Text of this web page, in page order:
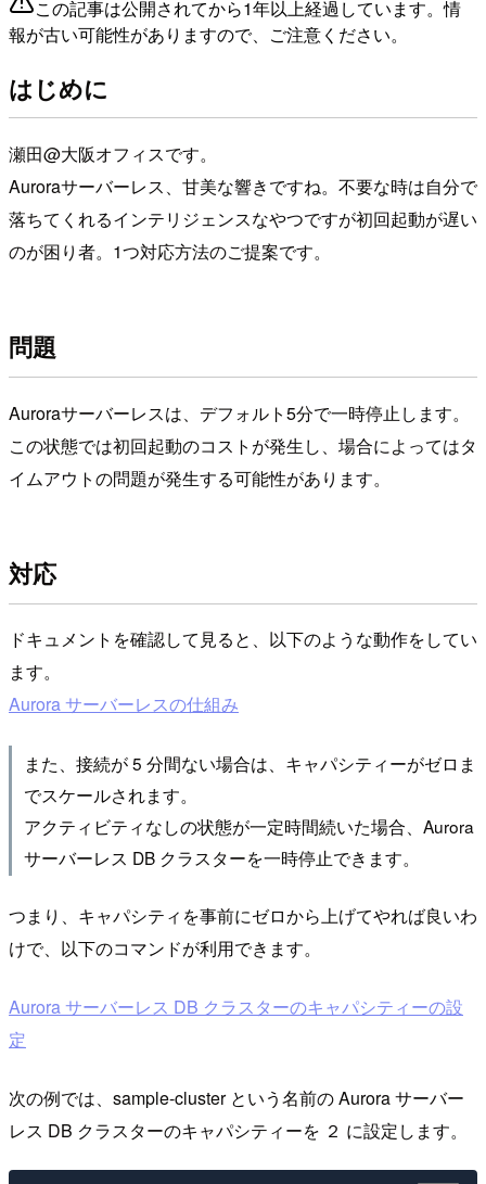
この記事は公開されてから1年以上経過しています。情
報が古い可能性がありますので、ご注意ください。
はじめに
瀬田@大阪オフィスです。
Auroraサーバーレス、甘美な響きですね。不要な時は自分で
落ちてくれるインテリジェンスなやつですが初回起動が遅い
のが困り者。1つ対応方法のご提案です。
問題
Auroraサーバーレスは、デフォルト5分で一時停止します。
この状態では初回起動のコストが発生し、場合によってはタ
イムアウトの問題が発生する可能性があります。
対応
ドキュメントを確認して見ると、以下のような動作をしてい
ます。
Aurora サーバーレスの仕組み
また、接続が 5 分間ない場合は、キャパシティーがゼロま
でスケールされます。
アクティビティなしの状態が一定時間続いた場合、Aurora
サーバーレス DB クラスターを一時停止できます。
つまり、キャパシティを事前にゼロから上げてやれば良いわ
けで、以下のコマンドが利用できます。
Aurora サーバーレス DB クラスターのキャパシティーの設
定
次の例では、sample-cluster という名前の Aurora サーバー
レス DB クラスターのキャパシティーを ２ に設定します。